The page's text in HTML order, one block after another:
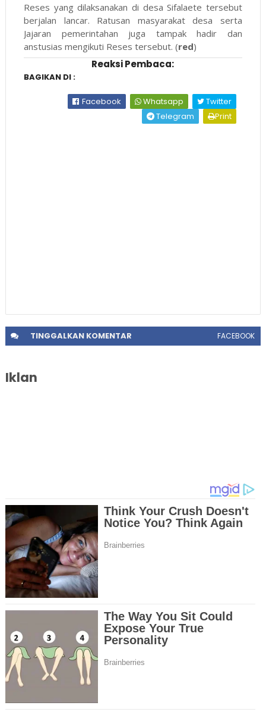
Reses yang dilaksanakan di desa Sifalaete tersebut
berjalan lancar. Ratusan masyarakat desa serta
Jajaran pemerintahan juga tampak hadir dan
anstusias mengikuti Reses tersebut. (red)
Reaksi Pembaca:
BAGIKAN DI :
Facebook Whatsapp
Twitter
Telegram
Print
TINGGALKANKOMENTAR FACEBOOK
Iklan